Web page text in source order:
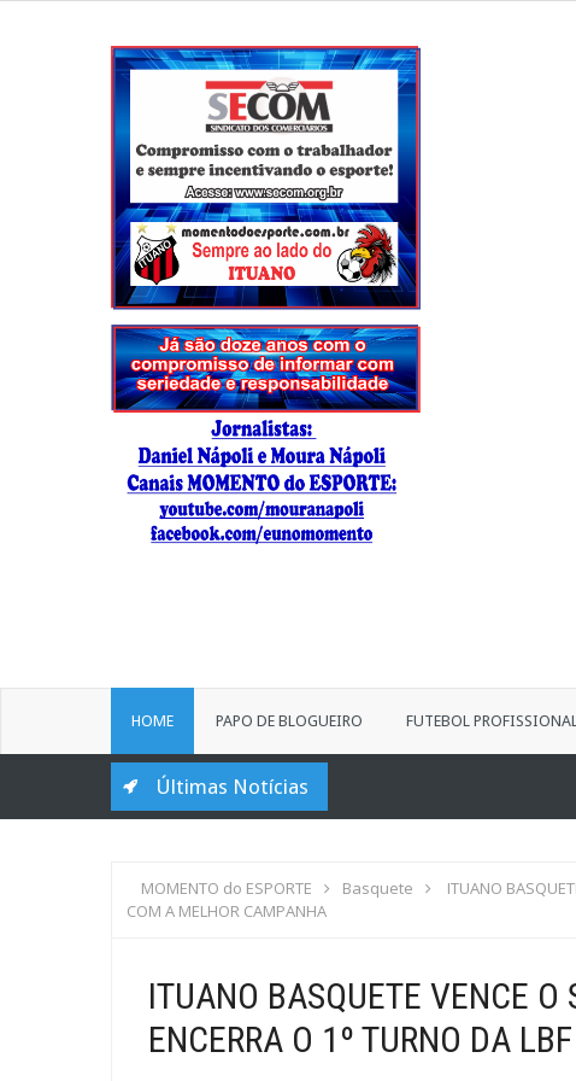
HOME PAPO DE BLOGUEIRO FUTEBOL
Últimas Notícias
MOMENTO do ESPORTE Basquete
ITUANO
COM A MELHOR CAMPANHA
ITUANO BASQUETE VENCE O
ENCERRA O 1º TURNO DA